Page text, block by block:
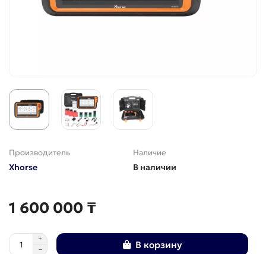
Производитель
Xhorse
Наличие
В наличии
1 600 000 ₸
В корзину